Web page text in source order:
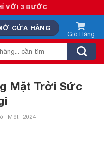
CỬA HÀNG
Mặt Trời Sức
Một, 2024